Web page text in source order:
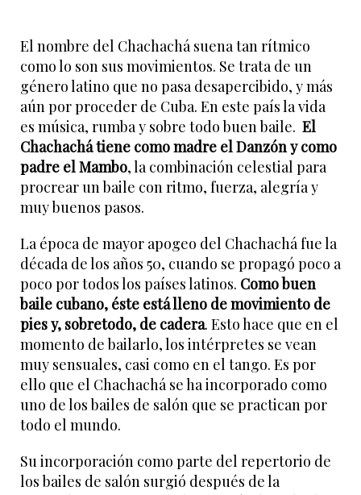
El nombre del Chachachá suena tan rítmico
como lo son sus movimientos. Se trata de un
género latino que no pasa desapercibido, y más
aún por proceder de Cuba. En este país la vida
es música, rumba y sobre todo buen baile. El
Chachachá tiene como madre el Danzón y como
padre el Mambo, la combinación celestial para
procrear un baile con ritmo, fuerza, alegría y
muy buenos pasos.
La época de mayor apogeo del Chachachá fue la
década de los años 50, cuando se propagó poco a
poco por todos los países latinos. Como buen
baile cubano, éste está lleno de movimiento de
pies y, sobretodo, de cadera. Esto hace que en el
momento de bailarlo, los intérpretes se vean
muy sensuales, casi como en el tango. Es por
ello que el Chachachá se ha incorporado como
uno de los bailes de salón que se practican por
todo el mundo.
Su incorporación como parte del repertorio de
los bailes de salón surgió después de la